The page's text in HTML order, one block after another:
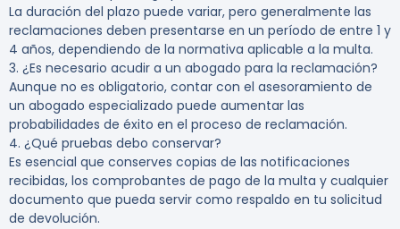
La duración del plazo puede variar, pero generalmente las
reclamaciones deben presentarse en un período de entre 1 y
4 años, dependiendo de la normativa aplicable a la multa.
3. ¿Es necesario acudir a un abogado para la reclamación?
Aunque no es obligatorio, contar con el asesoramiento de
un abogado especializado puede aumentar las
probabilidades de éxito en el proceso de reclamación.
4. ¿Qué pruebas debo conservar?
Es esencial que conserves copias de las notificaciones
recibidas, los comprobantes de pago de la multa y cualquier
documento que pueda servir como respaldo en tu solicitud
de devolución.